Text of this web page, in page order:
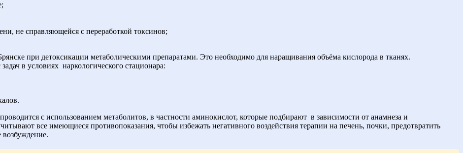
не справляющейся с переработкой токсинов;
при детоксикации метаболическими препаратами. Это необходимо для наращивания объёма кислорода в тканях.
в условиях наркологического стационара:
с использованием метаболитов, в частности аминокислот, которые подбирают в зависимости от анамнеза и
все имеющиеся противопоказания, чтобы избежать негативного воздействия терапии на печень, почки, предотвратить